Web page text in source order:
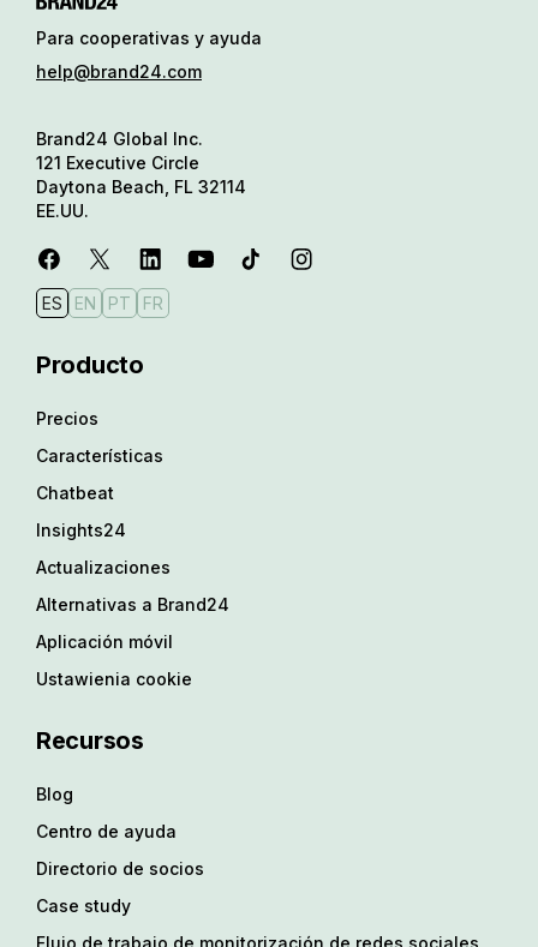
Para cooperativas y ayuda
help@brand24.com
Brand24 Global Inc.
121 Executive Circle
Daytona Beach, FL 32114
EE.UU.
ES EN PT FR
Producto
Precios
Características
Chatbeat
Insights24
Actualizaciones
Alternativas a Brand24
Aplicación móvil
Ustawienia cookie
Recursos
Blog
Centro de ayuda
Directorio de socios
Case study